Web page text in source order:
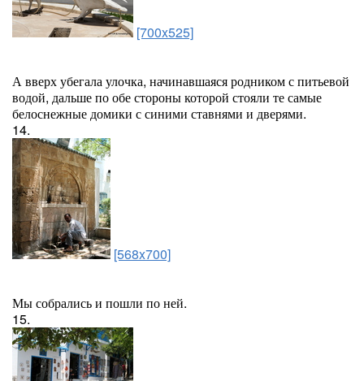
[700x525]
А вверх убегала улочка, начинавшаяся родником с питьевой
водой, дальше по обе стороны которой стояли те самые
белоснежные домики с синими ставнями и дверями.
14.
[568x700]
Мы собрались и пошли по ней.
15.